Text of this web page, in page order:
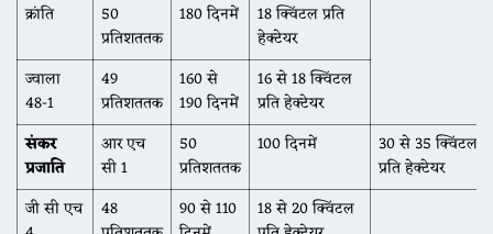
क्रांति
50
प्रतिशततक
180 दिनमें
18 क्विंटल प्रति
हेक्टेयर
ज्वाला
48-1
49
प्रतिशततक
160 से
190 दिनमें
16 से 18 क्विंटल
प्रति हेक्टेयर
संकर
प्रजाति
आर एच
सी 1
50
प्रतिशततक
100 दिनमें
30 से 35 क्विंटल
प्रति हेक्टेयर
जी सी एच
48
90 से 110
18 से 20 क्विंटल